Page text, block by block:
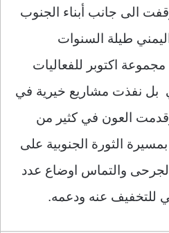
الى جانب أبناء الجنوب
طيلة السنوات
اكتوبر للفعاليات
بل نفذت مشاريع خيرية في
العون في كثير من
الثورة الجنوبية على
والتماس اوضاع عدد
للتخفيف عنه ودعمه.